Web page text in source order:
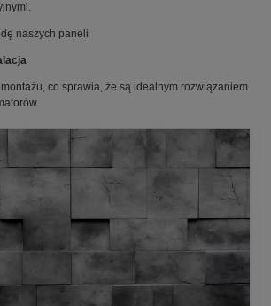
naszych paneli
montażu, co sprawia, że są idealnym rozwiązaniem